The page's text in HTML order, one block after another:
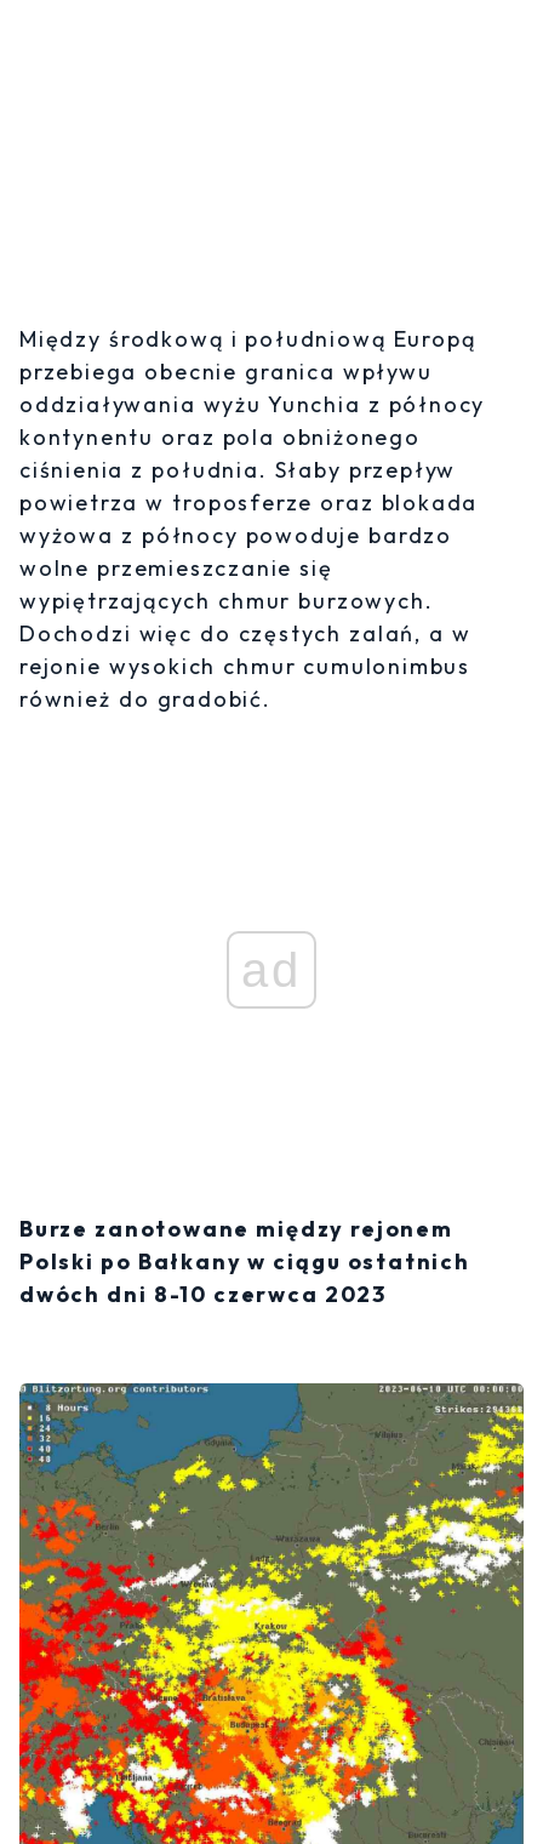
Między środkową i południową Europą
przebiega obecnie granica wpływu
oddziaływania wyżu Yunchia z północy
kontynentu oraz pola obniżonego
ciśnienia z południa. Słaby przepływ
powietrza w troposferze oraz blokada
wyżowa z północy powoduje bardzo
wolne przemieszczanie się
wypiętrzających chmur burzowych.
Dochodzi więc do częstych zalań, a w
rejonie wysokich chmur cumulonimbus
również do gradobić.
ad
Burze zanotowane między rejonem
Polski po Bałkany w ciągu ostatnich
dwóch dni 8-10 czerwca 2023